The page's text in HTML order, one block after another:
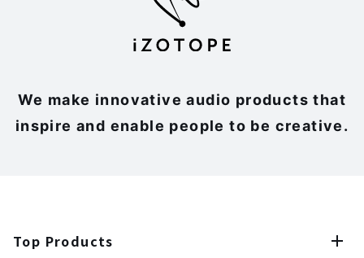
We make innovative audio products that
inspire and enable people to be creative.
Top Products